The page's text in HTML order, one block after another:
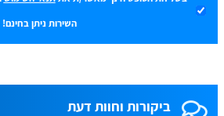
השירות ניתן בחינם!
ביקורות וחוות דעת